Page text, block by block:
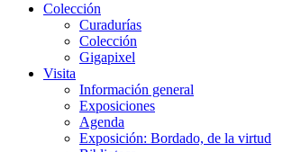
Colección
Curadurías
Colección
Gigapixel
Visita
Información general
Exposiciones
Agenda
Exposición: Bordado, de la virtud